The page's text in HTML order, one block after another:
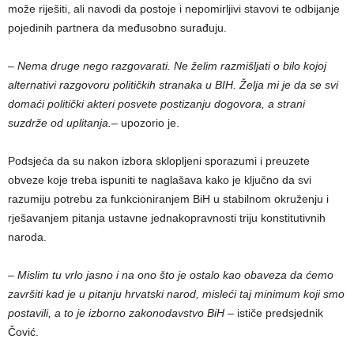
može riješiti, ali navodi da postoje i nepomirljivi stavovi te odbijanje
pojedinih partnera da međusobno surađuju.
– Nema druge nego razgovarati. Ne želim razmišljati o bilo kojoj
alternativi razgovoru političkih stranaka u BIH. Želja mi je da se svi
domaći politički akteri posvete postizanju dogovora, a strani
suzdrže od uplitanja. – upozorio je.
Podsjeća da su nakon izbora sklopljeni sporazumi i preuzete
obveze koje treba ispuniti te naglašava kako je ključno da svi
razumiju potrebu za funkcioniranjem BiH u stabilnom okruženju i
rješavanjem pitanja ustavne jednakopravnosti triju konstitutivnih
naroda.
– Mislim tu vrlo jasno i na ono što je ostalo kao obaveza da ćemo
završiti kad je u pitanju hrvatski narod, misleći taj minimum koji smo
postavili, a to je izborno zakonodavstvo BiH – ističe predsjednik
Čović.